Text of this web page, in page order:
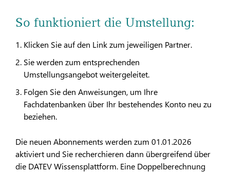
So funktioniert die Umstellung:
Klicken Sie auf den Link zum jeweiligen Partner.
Sie werden zum entsprechenden
Umstellungsangebot weitergeleitet.
Folgen Sie den Anweisungen, um Ihre
Fachdatenbanken über Ihr bestehendes Konto neu zu
beziehen.
Die neuen Abonnements werden zum 01.01.2026
aktiviert und Sie recherchieren dann übergreifend über
die DATEV Wissensplattform. Eine Doppelberechnung